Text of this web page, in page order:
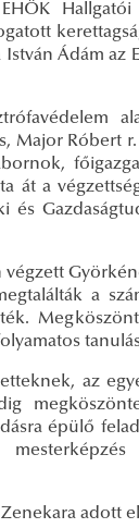
Ádám az
Major Róbert
át a
és
a
az
épülő
adott